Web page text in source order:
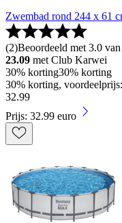
Zwembad rond 244 x 61
(2)Beoordeeld met 3.0
23.09 met Club Karwei
30% korting30% korting
30% korting,
32.99
Prijs: 32.99 euro